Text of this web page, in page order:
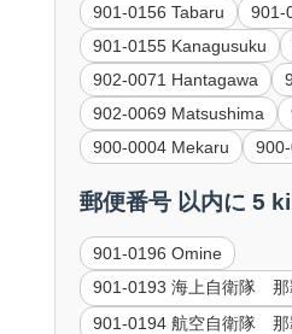
901-0156 Tabaru
901-
901-0155 Kanagusuku
902-0071 Hantagawa
902-0069 Matsushima
900-0004 Mekaru
郵便番号 以内に 5
901-0196 Omine
901-0193 海上自衛隊 那
901-0194 航空自衛隊 那